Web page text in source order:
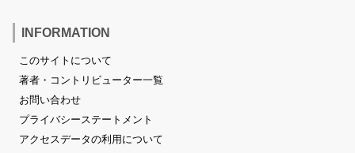
INFORMATION
このサイトについて
著者・コントリビューター一覧
お問い合わせ
プライバシーステートメント
アクセスデータの利用について